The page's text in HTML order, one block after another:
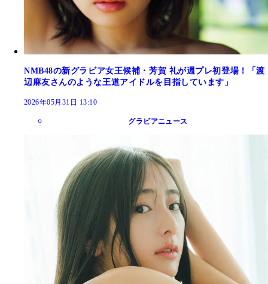
NMB48の新グラビア女王候補・芳賀 礼が週プレ初登場！「渡
辺麻友さんのような王道アイドルを目指しています」
2026年05月31日 13:10
グラビアニュース